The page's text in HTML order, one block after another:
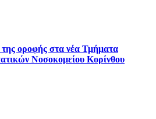
οροφής στα νέα Τμήματα
Νοσοκομείου Κορίνθου